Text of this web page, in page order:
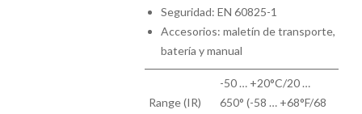
Seguridad: EN 60825-1
Accesorios: maletín de transporte,
batería y manual
Range (IR)
-50 … +20°C/20 …
650° (-58 … +68°F/68